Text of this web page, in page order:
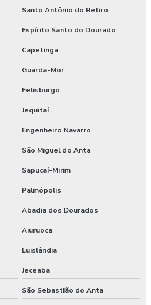
Santo Antônio do Retiro
Espírito Santo do Dourado
Capetinga
Guarda-Mor
Felisburgo
Jequitaí
Engenheiro Navarro
São Miguel do Anta
Sapucaí-Mirim
Palmópolis
Abadia dos Dourados
Aiuruoca
Luislândia
Jeceaba
São Sebastião do Anta